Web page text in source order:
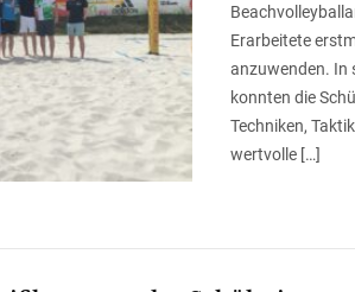
Erarbeitete
anzuwenden. In
konnten die
Techniken,
wertvolle […]